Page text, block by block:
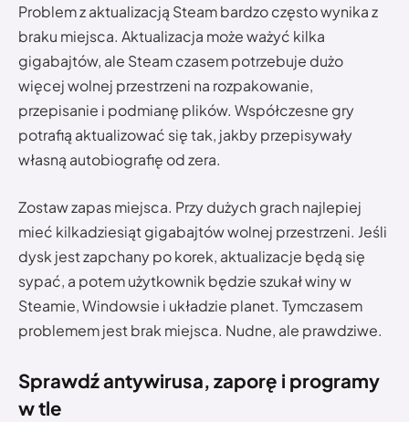
Problem z aktualizacją Steam bardzo często wynika z
braku miejsca. Aktualizacja może ważyć kilka
gigabajtów, ale Steam czasem potrzebuje dużo
więcej wolnej przestrzeni na rozpakowanie,
przepisanie i podmianę plików. Współczesne gry
potrafią aktualizować się tak, jakby przepisywały
własną autobiografię od zera.
Zostaw zapas miejsca. Przy dużych grach najlepiej
mieć kilkadziesiąt gigabajtów wolnej przestrzeni. Jeśli
dysk jest zapchany po korek, aktualizacje będą się
sypać, a potem użytkownik będzie szukał winy w
Steamie, Windowsie i układzie planet. Tymczasem
problemem jest brak miejsca. Nudne, ale prawdziwe.
Sprawdź antywirusa, zaporę i programy
w tle